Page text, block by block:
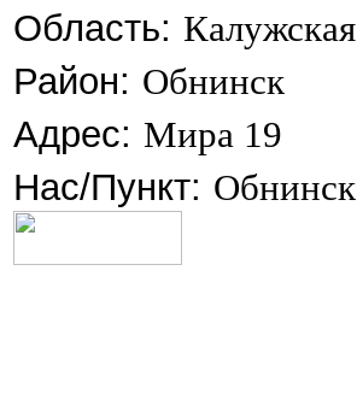
Область: Калужская
Район: Обнинск
Адрес: Мира 19
Нас/Пункт: Обнинск